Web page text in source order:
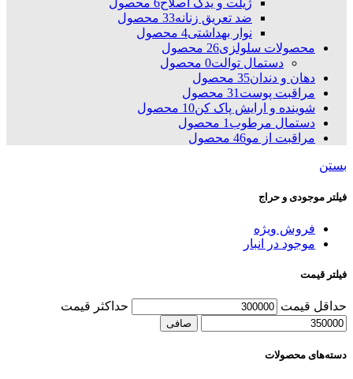
ژیلت و یدک اصلاح6 محصول
ضد تعریق زنانه33 محصول
نوار بهداشتی4 محصول
محصولات سلولزی26 محصول
دستمال توالت0 محصول
دهان و دندان35 محصول
مراقبت پوست31 محصول
شوینده و ارایش پاک کن10 محصول
دستمال مرطوب1 محصول
مراقبت از مو46 محصول
بستن
فیلتر موجودی و حراج
فروش ویژه
موجود در انبار
فیلتر قیمت
حداقل قیمت حداكثر قيمت
صافی
دسته‌های محصولات